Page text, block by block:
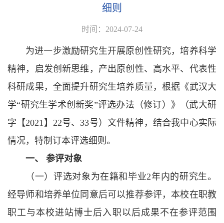
细则
时间：2024-07-24
为进一步激励研究生开展原创性研究，培养科学
精神，启发创新思维，产出原创性、高水平、代表性
科研成果，全面提升研究生培养质量，根据《武汉大
学“研究生学术创新奖”评选办法（修订）》（武大研
字【2021】22号、33号）文件精神，结合我中心实际
情况，特制订本评选细则。
一、 参评对象
（一）评选对象为在籍和毕业2年内的研究生。
经导师和培养单位同意后可以推荐参评，本校在职教
职工与本校进站博士后入职以后成果不在参评范围